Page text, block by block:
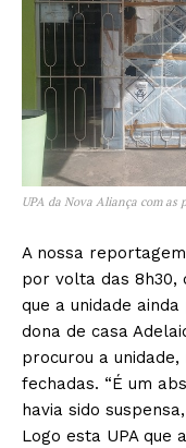
UPA da Nova Aliança com as
A nossa
por volta das 8h30,
que a unidade
dona de casa
procurou a
fechadas. “É um
havia sido
Logo esta UPA que